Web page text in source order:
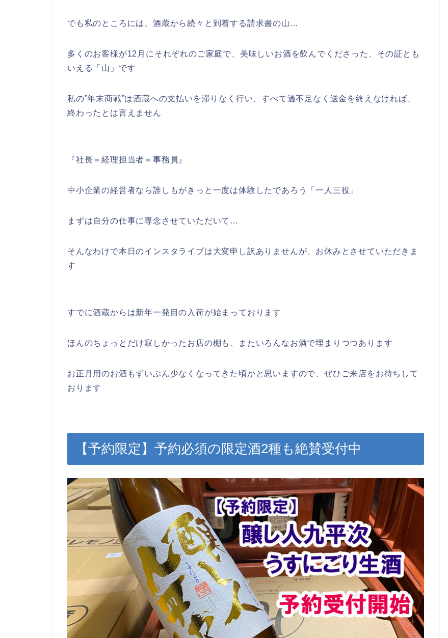
でも私のところには、酒蔵から続々と到着する請求書の山…
多くのお客様が12月にそれぞれのご家庭で、美味しいお酒を飲んでくださった、その証とも
いえる「山」です
私の”年末商戦”は酒蔵への支払いを滞りなく行い、すべて過不足なく送金を終えなければ、
終わったとは言えません
『社長＝経理担当者＝事務員』
中小企業の経営者なら誰しもがきっと一度は体験したであろう「一人三役」
まずは自分の仕事に専念させていただいて…
そんなわけで本日のインスタライブは大変申し訳ありませんが、お休みとさせていただきま
す
すでに酒蔵からは新年一発目の入荷が始まっております
ほんのちょっとだけ寂しかったお店の棚も、またいろんなお酒で埋まりつつあります
お正月用のお酒もずいぶん少なくなってきた頃かと思いますので、ぜひご来店をお待ちして
おります
【予約限定】予約必須の限定酒2種も絶賛受付中